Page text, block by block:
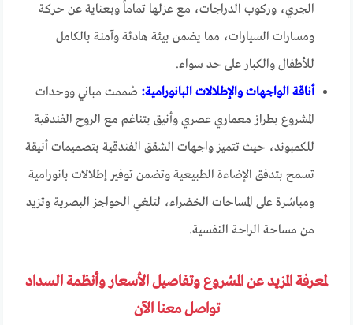
الجري، وركوب الدراجات، مع عزلها تماماً وبعناية عن حركة
ومسارات السيارات، مما يضمن بيئة هادئة وآمنة بالكامل
للأطفال والكبار على حد سواء.
أناقة الواجهات والإطلالات البانورامية: صُممت مباني ووحدات
المشروع بطراز معماري عصري وأنيق يتناغم مع الروح الفندقية
للكمبوند، حيث تتميز واجهات الشقق الفندقية بتصميمات أنيقة
تسمح بتدفق الإضاءة الطبيعية وتضمن توفير إطلالات بانورامية
ومباشرة على المساحات الخضراء، لتلغي الحواجز البصرية وتزيد
من مساحة الراحة النفسية.
لمعرفة المزيد عن المشروع وتفاصيل الأسعار وأنظمة السداد
تواصل معنا الآن